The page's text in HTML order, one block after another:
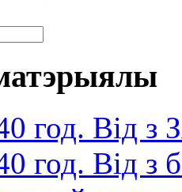
год. Від з
год. Від з